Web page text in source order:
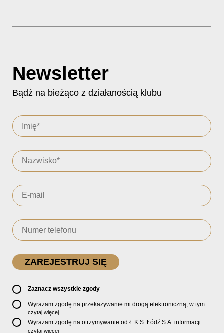
Newsletter
Bądź na bieżąco z działanością klubu
Zaznacz wszystkie zgody
Wyrażam zgodę na przekazywanie mi drogą elektroniczną, w tym
pocztą e-mail, oficjalnego newslettera oraz informacji o zniżkach,
promocjach, nowościach, biletach, karnetach, ofercie sklepu U2
Store oraz serwisu bilety.lkslodz.pl i innych produktach oraz
czytaj więcej
Wyrażam zgodę na otrzymywanie od Ł.K.S. Łódź S.A. informacji
marketingowych dotyczących działalności spółki, ofert, wydarzeń i
czytaj więcej